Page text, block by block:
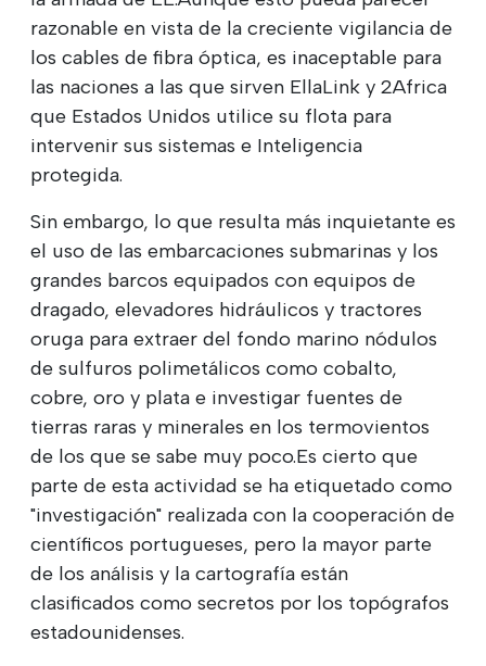
razonable en vista de la creciente vigilancia de
los cables de fibra óptica, es inaceptable para
las naciones a las que sirven EllaLink y 2Africa
que Estados Unidos utilice su flota para
intervenir sus sistemas e Inteligencia
protegida.
Sin embargo, lo que resulta más inquietante es
el uso de las embarcaciones submarinas y los
grandes barcos equipados con equipos de
dragado, elevadores hidráulicos y tractores
oruga para extraer del fondo marino nódulos
de sulfuros polimetálicos como cobalto,
cobre, oro y plata e investigar fuentes de
tierras raras y minerales en los termovientos
de los que se sabe muy poco.Es cierto que
parte de esta actividad se ha etiquetado como
"investigación" realizada con la cooperación de
científicos portugueses, pero la mayor parte
de los análisis y la cartografía están
clasificados como secretos por los topógrafos
estadounidenses.